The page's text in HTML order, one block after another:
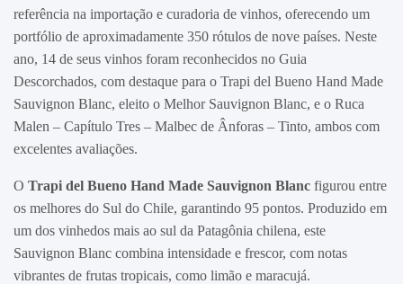
referência na importação e curadoria de vinhos, oferecendo um
portfólio de aproximadamente 350 rótulos de nove países. Neste
ano, 14 de seus vinhos foram reconhecidos no Guia
Descorchados, com destaque para o Trapi del Bueno Hand Made
Sauvignon Blanc, eleito o Melhor Sauvignon Blanc, e o Ruca
Malen – Capítulo Tres – Malbec de Ânforas – Tinto, ambos com
excelentes avaliações.
O Trapi del Bueno Hand Made Sauvignon Blanc figurou entre
os melhores do Sul do Chile, garantindo 95 pontos. Produzido em
um dos vinhedos mais ao sul da Patagônia chilena, este
Sauvignon Blanc combina intensidade e frescor, com notas
vibrantes de frutas tropicais, como limão e maracujá.